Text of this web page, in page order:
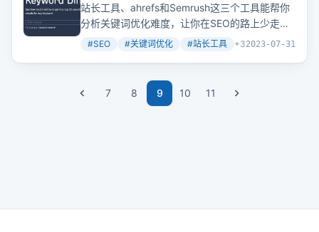
妈妈再也不怕我不会判断SEO难度了
站长工具、ahrefs和Semrush这三个工具能帮你
分析关键词优化难度，让你在SEO的路上少走弯
路。想知道你的关键词是否值得投入吗？
#SEO #关键词优化 #站长工具 +32023-07-31
7 8 9 10 11